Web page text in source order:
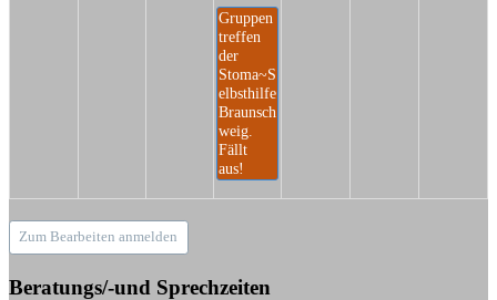
Gruppen
treffen
der
Stoma~S
elbsthilfe
Braunsch
weig.
Fällt
aus!
Zum Bearbeiten anmelden
Beratungs/-und Sprechzeiten